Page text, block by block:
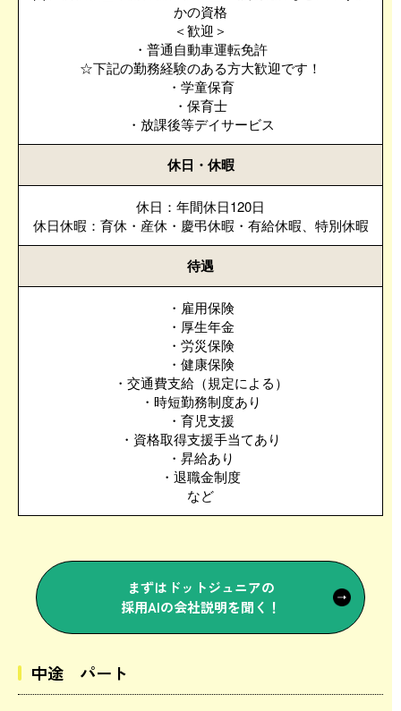
かの資格
＜歓迎＞
・普通自動車運転免許
☆下記の勤務経験のある方大歓迎です！
・学童保育
・保育士
・放課後等デイサービス
休日・休暇
休日：年間休日120日
休日休暇：育休・産休・慶弔休暇・有給休暇、特別休暇
待遇
・雇用保険
・厚生年金
・労災保険
・健康保険
・交通費支給（規定による）
・時短勤務制度あり
・育児支援
・資格取得支援手当てあり
・昇給あり
・退職金制度
など
まずはドットジュニアの
採用AIの会社説明を聞く！
中途 パート